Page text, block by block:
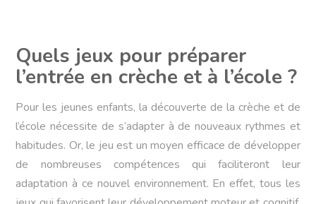
Quels jeux pour préparer
l’entrée en crèche et à l’école ?
Pour les jeunes enfants, la découverte de la crèche et de
l’école nécessite de s’adapter à de nouveaux rythmes et
habitudes. Or, le jeu est un moyen efficace de développer
de nombreuses compétences qui faciliteront leur
adaptation à ce nouvel environnement. En effet, tous les